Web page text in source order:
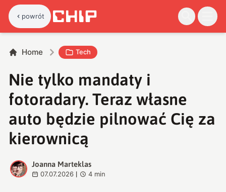
powrót
Home Tech
Nie tylko mandaty i
fotoradary. Teraz własne
auto będzie pilnować Cię za
kierownicą
J
Joanna Marteklas
07.07.2026 4 min